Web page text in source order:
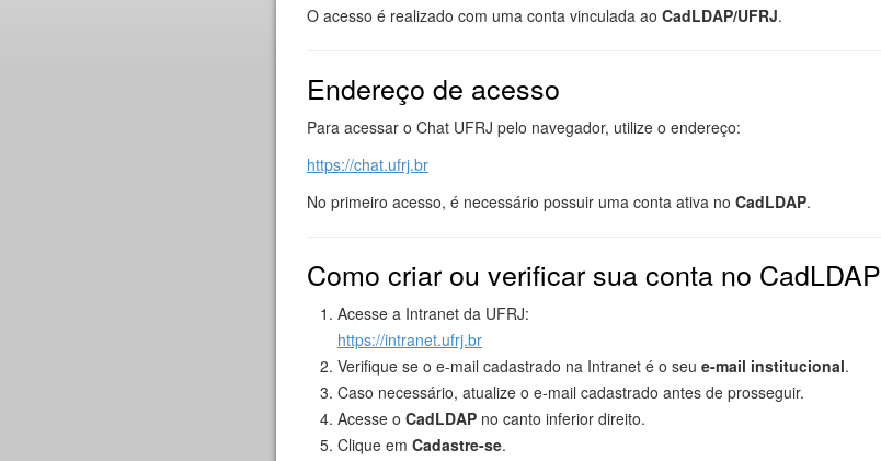
O acesso é realizado com uma conta vinculada ao CadLDAP/UFRJ.
Endereço de acesso
Para acessar o Chat UFRJ pelo navegador, utilize o endereço:
https://chat.ufrj.br
No primeiro acesso, é necessário possuir uma conta ativa no CadLDAP.
Como criar ou verificar sua conta no CadLDAP
Acesse a Intranet da UFRJ:
https://intranet.ufrj.br
Verifique se o e-mail cadastrado na Intranet é o seu e-mail institucional.
Caso necessário, atualize o e-mail cadastrado antes de prosseguir.
Acesse o CadLDAP no canto inferior direito.
Clique em Cadastre-se.